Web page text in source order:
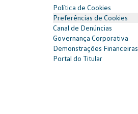
Política de Cookies
Preferências de Cookies
Canal de Denúncias
Governança Corporativa
Demonstrações Financeiras
Portal do Titular